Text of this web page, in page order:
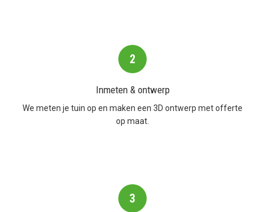
2
Inmeten & ontwerp
We meten je tuin op en maken een 3D ontwerp met offerte
op maat.
3